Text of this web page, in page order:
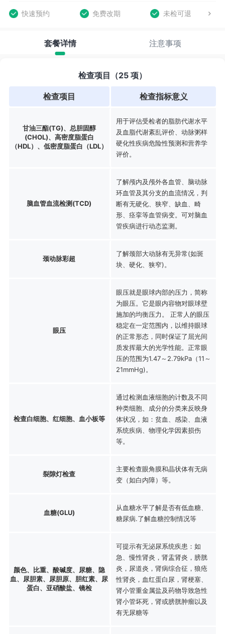
快速预约 免费改期 未检可退
套餐详情 注意事项
检查项目（25 项）
检查项目 检查指标意义
甘油三酯(TG)、总胆固醇
(CHOL)、高密度脂蛋白
（HDL）、低密度脂蛋白（LDL）
用于评估受检者的脂肪代谢水平
及血脂代谢紊乱评价、动脉粥样
硬化性疾病危险性预测和营养学
评价。
脑血管血流检测(TCD)
了解颅内及颅外各血管、脑动脉
环血管及其分支的血流情况，判
断有无硬化、狭窄、缺血、畸
形、痉挛等血管病变。可对脑血
管疾病进行动态监测。
颈动脉彩超
了解颈部大动脉有无异常(如斑
块、硬化、狭窄)。
眼压
眼压就是眼球内部的压力，简称
为眼压。它是眼内容物对眼球壁
施加的均衡压力。 正常人的眼压
稳定在一定范围内，以维持眼球
的正常形态，同时保证了屈光间
质发挥最大的光学性能。正常眼
压的范围为1.47～2.79kPa（11～
21mmHg)。
检查白细胞、红细胞、血小板等
通过检测血液细胞的计数及不同
种类细胞、成分的分类来反映身
体状况，如：贫血、感染、血液
系统疾病、物理化学因素损伤
等。
裂隙灯检查
主要检查眼角膜和晶状体有无病
变（如白内障）等。
血糖(GLU)
从血糖水平了解是否有低血糖、
糖尿病.了解血糖控制情况等
颜色、比重、酸碱度、尿糖、隐
血、尿胆素、尿胆原、胆红素、尿
蛋白、亚硝酸盐、镜检
可提示有无泌尿系统疾患：如
急、慢性肾炎，肾盂肾炎，膀胱
炎，尿道炎，肾病综合征，狼疮
性肾炎，血红蛋白尿，肾梗塞、
肾小管重金属盐及药物导致急性
肾小管坏死，肾或膀胱肿瘤以及
有无尿糖等